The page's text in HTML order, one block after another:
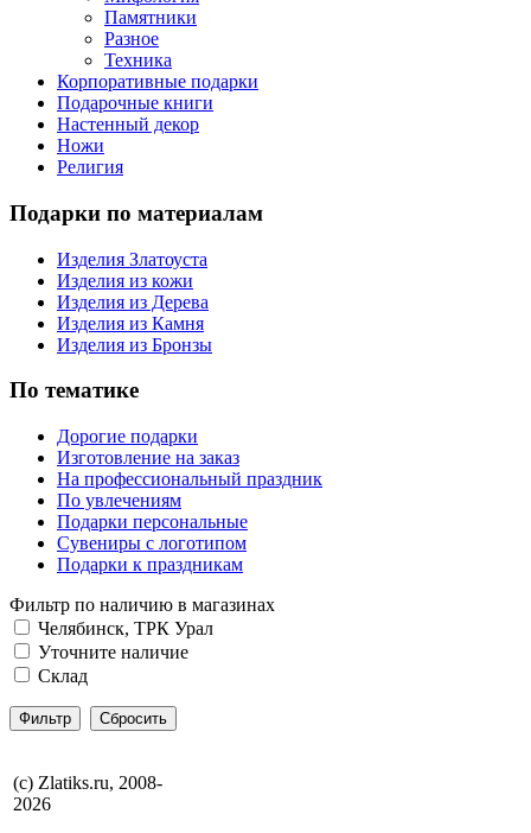
Памятники
Разное
Техника
Корпоративные подарки
Подарочные книги
Настенный декор
Ножи
Религия
Подарки по материалам
Изделия Златоуста
Изделия из кожи
Изделия из Дерева
Изделия из Камня
Изделия из Бронзы
По тематике
Дорогие подарки
Изготовление на заказ
На профессиональный праздник
По увлечениям
Подарки персональные
Сувениры с логотипом
Подарки к праздникам
Фильтр по наличию в магазинах
Челябинск, ТРК Урал
Уточните наличие
Склад
(с) Zlatiks.ru, 2008-
2026